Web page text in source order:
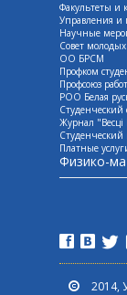
Факультеты и
Управления и
Научные
Совет
ОО БРСМ
Профком
Профсоюз
РОО Белая
Студенческий
Журнал "Весцi
Студенческий
Платные
Физико-
2014,